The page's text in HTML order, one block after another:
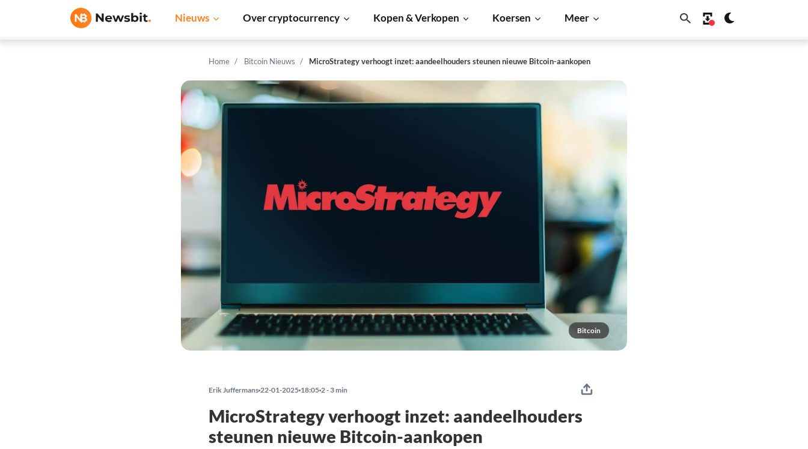
Nieuws Over cryptocurrency Kopen & Verkopen Koersen Meer
Home Bitcoin Nieuws MicroStrategy verhoogt inzet: aandeelhouders steunen nieuwe Bitcoin-aankopen
Bitcoin
Erik Juffermans 22-01-2025 18:05 2 - 3 min
MicroStrategy verhoogt inzet: aandeelhouders
steunen nieuwe Bitcoin-aankopen